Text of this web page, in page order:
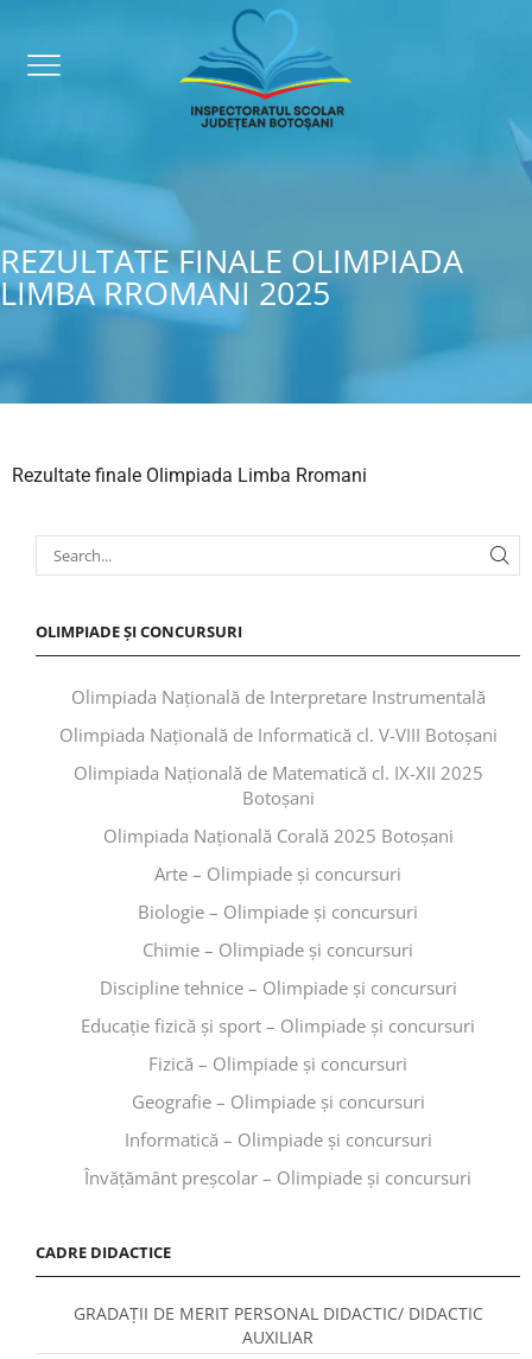
REZULTATE FINALE OLIMPIADA
LIMBA RROMANI 2025
Rezultate finale Olimpiada Limba Rromani
OLIMPIADE ȘI CONCURSURI
Olimpiada Națională de Interpretare Instrumentală
Olimpiada Națională de Informatică cl. V-VIII Botoșani
Olimpiada Națională de Matematică cl. IX-XII 2025
Botoșani
Olimpiada Națională Corală 2025 Botoșani
Arte – Olimpiade și concursuri
Biologie – Olimpiade și concursuri
Chimie – Olimpiade și concursuri
Discipline tehnice – Olimpiade și concursuri
Educaţie fizică şi sport – Olimpiade și concursuri
Fizică – Olimpiade și concursuri
Geografie – Olimpiade și concursuri
Informatică – Olimpiade și concursuri
Învăţământ preşcolar – Olimpiade și concursuri
CADRE DIDACTICE
GRADAȚII DE MERIT PERSONAL DIDACTIC/ DIDACTIC
AUXILIAR